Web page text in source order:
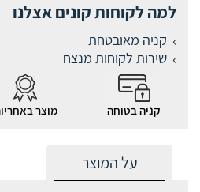
למה לקוחות קונים אצלנו
קניה מאובטחת
שירות לקוחות מנצח
קניה בטוחה מוצר
על המוצר